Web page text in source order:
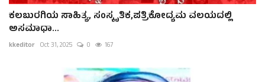
ಕಲಬುರಗಿಯ ಸಾಹಿತ್ಯ, ಸಂಸ್ಕೃತಿಕ,ಪತ್ರಿಕೋದ್ಯಮ ವಲಯದಲ್ಲಿ
ಅಸಮಾಧಾ...
kkeditor Oct 31, 2025 0 167